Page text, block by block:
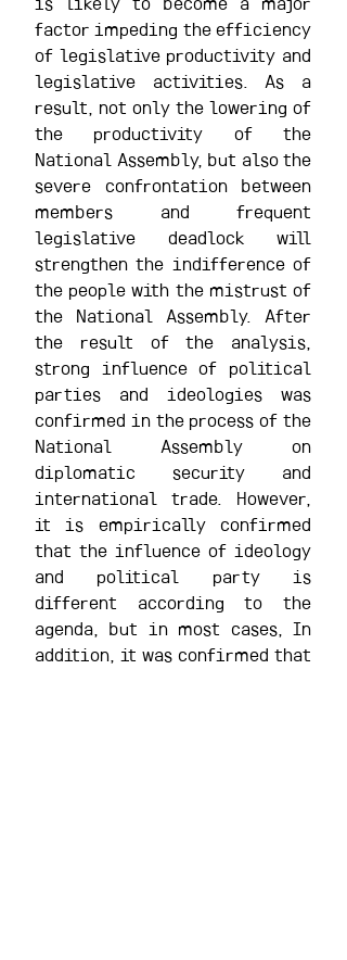
factor impeding the efficiency
of legislative productivity and
legislative activities. As a
result, not only the lowering of
the productivity of the
National Assembly, but also the
severe confrontation between
members and frequent
legislative deadlock will
strengthen the indifference of
the people with the mistrust of
the National Assembly. After
the result of the analysis,
strong influence of political
parties and ideologies was
confirmed in the process of the
National Assembly on
diplomatic security and
international trade. However,
it is empirically confirmed
that the influence of ideology
and political party is
different according to the
agenda, but in most cases, In
addition, it was confirmed that